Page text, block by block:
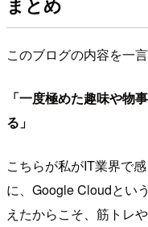
このブログの内容を一
「一度極めた趣味や物
る」
こちらが私がIT業界で感
に、Google Cloudとい
えたからこそ、筋トレ